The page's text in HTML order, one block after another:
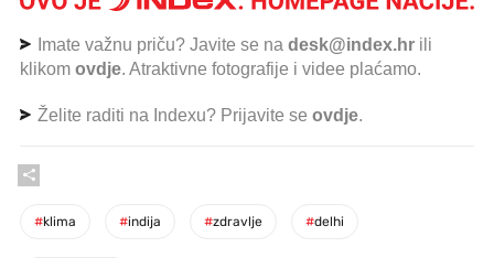
Imate važnu priču? Javite se na desk@index.hr ili
klikom ovdje. Atraktivne fotografije i videe plaćamo.
Želite raditi na Indexu? Prijavite se ovdje.
#klima #indija #zdravlje #delhi